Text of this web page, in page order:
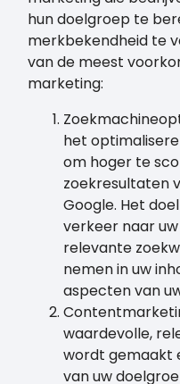
hun doelgroep te
merkbekendheid te
van de meest
marketing:
het
om hoger te
zoekresultaten
Google. Het
verkeer naar
relevante
nemen in uw
aspecten van
waardevolle,
wordt gemaakt
van uw